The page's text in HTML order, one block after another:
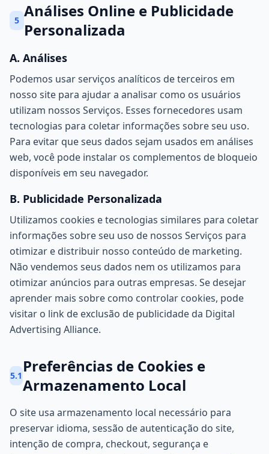
5 Análises Online e Publicidade
Personalizada
A. Análises
Podemos usar serviços analíticos de terceiros em
nosso site para ajudar a analisar como os usuários
utilizam nossos Serviços. Esses fornecedores usam
tecnologias para coletar informações sobre seu uso.
Para evitar que seus dados sejam usados em análises
web, você pode instalar os complementos de bloqueio
disponíveis em seu navegador.
B. Publicidade Personalizada
Utilizamos cookies e tecnologias similares para coletar
informações sobre seu uso de nossos Serviços para
otimizar e distribuir nosso conteúdo de marketing.
Não vendemos seus dados nem os utilizamos para
otimizar anúncios para outras empresas. Se desejar
aprender mais sobre como controlar cookies, pode
visitar o link de exclusão de publicidade da Digital
Advertising Alliance.
5.1Preferências de Cookies e
Armazenamento Local
O site usa armazenamento local necessário para
preservar idioma, sessão de autenticação do site,
intenção de compra, checkout, segurança e